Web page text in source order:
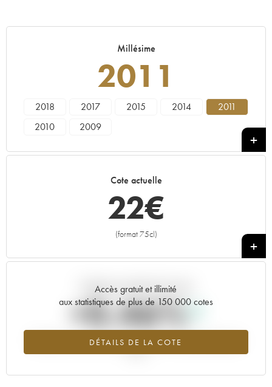
Millésime
2011
2018 2017 2015 2014
2011
2010
2009
Cote actuelle
22€
(format 75cl)
+
Accès gratuit et illimité
aux statistiques de plus de 150 000 cotes
DÉTAILS DE LA COTE
Tendance actuelle de la cote
+0.46%
Tendance à la hausse du millésime 2011 en 2026 par rapport à